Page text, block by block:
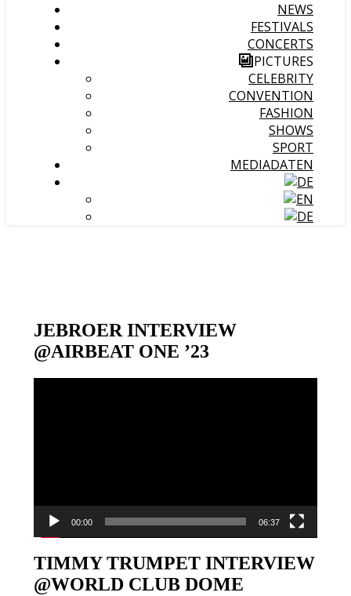
NEWS
FESTIVALS
CONCERTS
PICTURES
CELEBRITY
CONVENTION
FASHION
SHOWS
SPORT
MEDIADATEN
JEBROER INTERVIEW
@AIRBEAT ONE ’23
00:00 06:37
TIMMY TRUMPET INTERVIEW
@WORLD CLUB DOME